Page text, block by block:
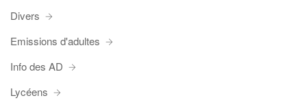
Divers
Emissions d'adultes
Info des AD
Lycéens